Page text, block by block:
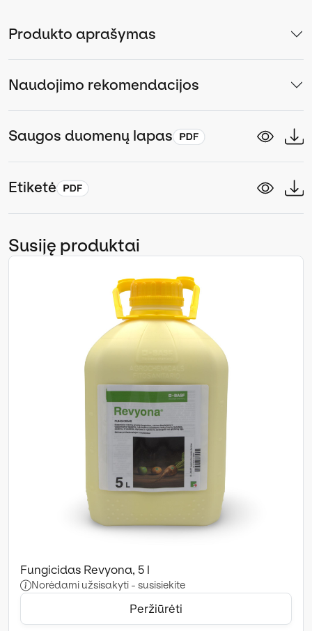
Produkto aprašymas
Naudojimo rekomendacijos
Saugos duomenų lapas
Etiketė
Susiję produktai
Fungicidas Revyona, 5 l
Norėdami užsisakyti - susisiekite
Peržiūrėti